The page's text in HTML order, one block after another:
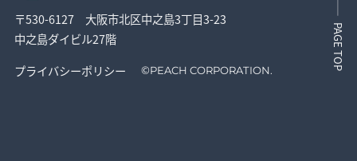
〒530-6127 大阪市北区中之島3丁目3-23
中之島ダイビル27階
プライバシーポリシー
©PEACH CORPORATION. PAGE TOP